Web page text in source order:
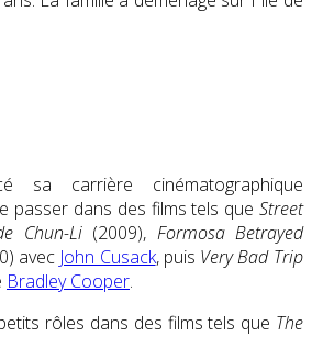
sa carrière cinématographique
passer dans des films tels queStreet
Chun-Li(2009), Formosa Betrayed
avec John Cusack, puis Very Bad Trip
Bradley Cooper.
rôles dans des films tels que The